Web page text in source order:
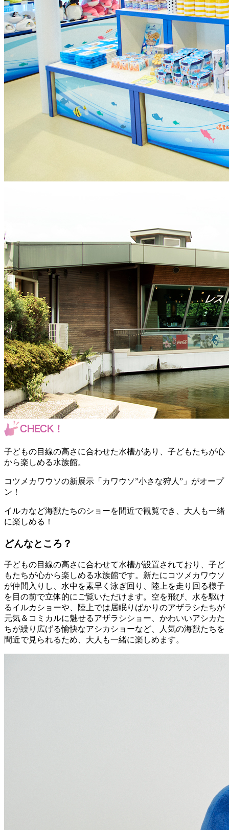
子どもの目線の高さに合わせた水槽があり、子どもたちが心
から楽しめる水族館。
コツメカワウソの新展示「カワウソ”小さな狩人”」がオープ
ン！
イルカなど海獣たちのショーを間近で観覧でき、大人も一緒
に楽しめる！
どんなところ？
子どもの目線の高さに合わせて水槽が設置されており、子ど
もたちが心から楽しめる水族館です。新たにコツメカワウソ
が仲間入りし、水中を素早く泳ぎ回り、陸上を走り回る様子
を目の前で立体的にご覧いただけます。空を飛び、水を駆け
るイルカショーや、陸上では居眠りばかりのアザラシたちが
元気＆コミカルに魅せるアザラシショー、かわいいアシカた
ちが繰り広げる愉快なアシカショーなど、人気の海獣たちを
間近で見られるため、大人も一緒に楽しめます。